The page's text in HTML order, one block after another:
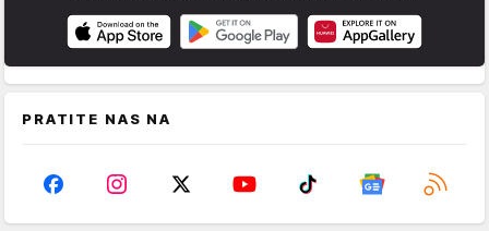
PRATITE NAS NA